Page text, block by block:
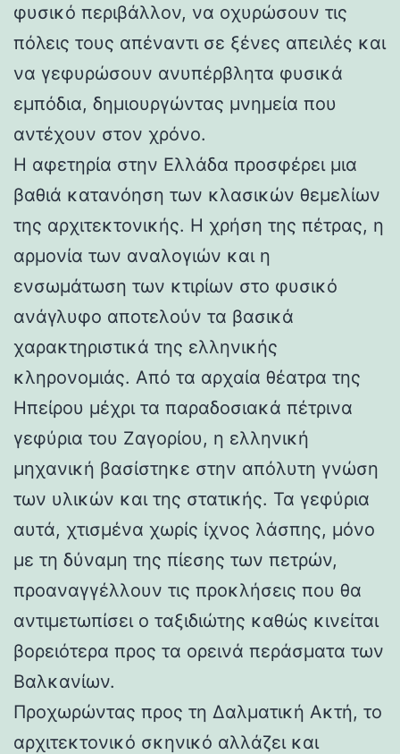
φυσικό περιβάλλον, να οχυρώσουν τις
πόλεις τους απέναντι σε ξένες απειλές και
να γεφυρώσουν ανυπέρβλητα φυσικά
εμπόδια, δημιουργώντας μνημεία που
αντέχουν στον χρόνο.
Η αφετηρία στην Ελλάδα προσφέρει μια
βαθιά κατανόηση των κλασικών θεμελίων
της αρχιτεκτονικής. Η χρήση της πέτρας, η
αρμονία των αναλογιών και η
ενσωμάτωση των κτιρίων στο φυσικό
ανάγλυφο αποτελούν τα βασικά
χαρακτηριστικά της ελληνικής
κληρονομιάς. Από τα αρχαία θέατρα της
Ηπείρου μέχρι τα παραδοσιακά πέτρινα
γεφύρια του Ζαγορίου, η ελληνική
μηχανική βασίστηκε στην απόλυτη γνώση
των υλικών και της στατικής. Τα γεφύρια
αυτά, χτισμένα χωρίς ίχνος λάσπης, μόνο
με τη δύναμη της πίεσης των πετρών,
προαναγγέλλουν τις προκλήσεις που θα
αντιμετωπίσει ο ταξιδιώτης καθώς κινείται
βορειότερα προς τα ορεινά περάσματα των
Βαλκανίων.
Προχωρώντας προς τη Δαλματική Ακτή, το
αρχιτεκτονικό σκηνικό αλλάζει και